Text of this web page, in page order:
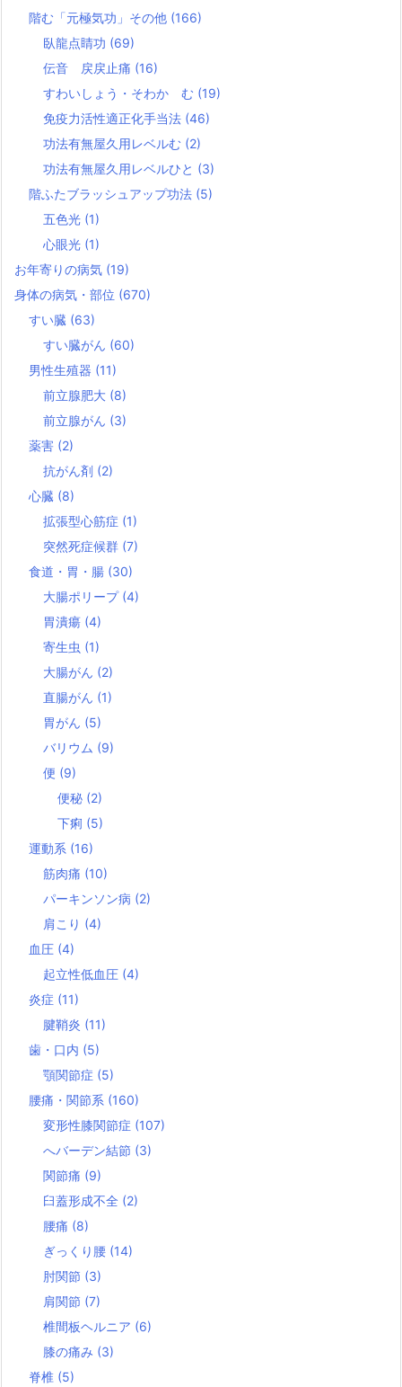
階む「元極気功」その他 (166)
臥龍点睛功 (69)
伝音 戻戻止痛 (16)
すわいしょう・そわか む (19)
免疫力活性適正化手当法 (46)
功法有無屋久用レベルむ (2)
功法有無屋久用レベルひと (3)
階ふたブラッシュアップ功法 (5)
五色光 (1)
心眼光 (1)
お年寄りの病気 (19)
身体の病気・部位 (670)
すい臓 (63)
すい臓がん (60)
男性生殖器 (11)
前立腺肥大 (8)
前立腺がん (3)
薬害 (2)
抗がん剤 (2)
心臓 (8)
拡張型心筋症 (1)
突然死症候群 (7)
食道・胃・腸 (30)
大腸ポリープ (4)
胃潰瘍 (4)
寄生虫 (1)
大腸がん (2)
直腸がん (1)
胃がん (5)
バリウム (9)
便 (9)
便秘 (2)
下痢 (5)
運動系 (16)
筋肉痛 (10)
パーキンソン病 (2)
肩こり (4)
血圧 (4)
起立性低血圧 (4)
炎症 (11)
腱鞘炎 (11)
歯・口内 (5)
顎関節症 (5)
腰痛・関節系 (160)
変形性膝関節症 (107)
へバーデン結節 (3)
関節痛 (9)
臼蓋形成不全 (2)
腰痛 (8)
ぎっくり腰 (14)
肘関節 (3)
肩関節 (7)
椎間板ヘルニア (6)
膝の痛み (3)
脊椎 (5)